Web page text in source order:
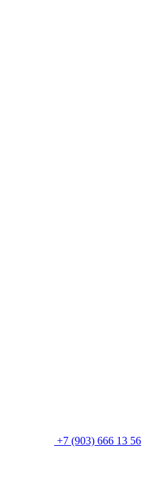
+7 (903) 666 13 56